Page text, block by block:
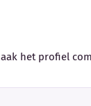
het profiel